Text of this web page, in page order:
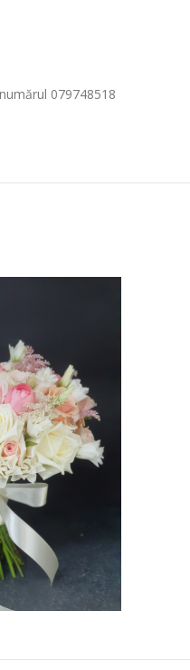
079748518